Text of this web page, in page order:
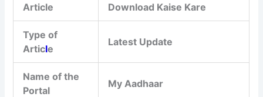
Article
Download Kaise Kare
Type of
Article
Latest Update
Name of the
Portal
My Aadhaar